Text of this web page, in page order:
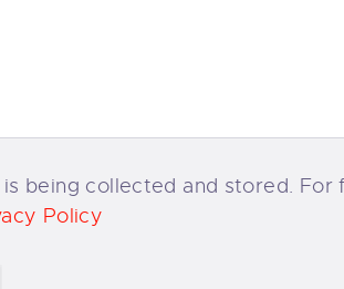
being collected and stored. For
Policy